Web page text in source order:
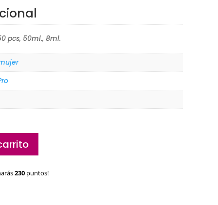
pcs, 50ml., 8ml.
230 puntos!